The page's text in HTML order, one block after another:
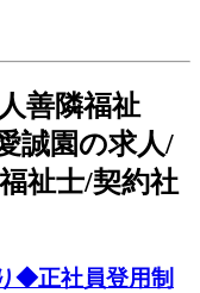
善隣福祉
誠園の求人/
祉士/契約社
◆正社員登用制